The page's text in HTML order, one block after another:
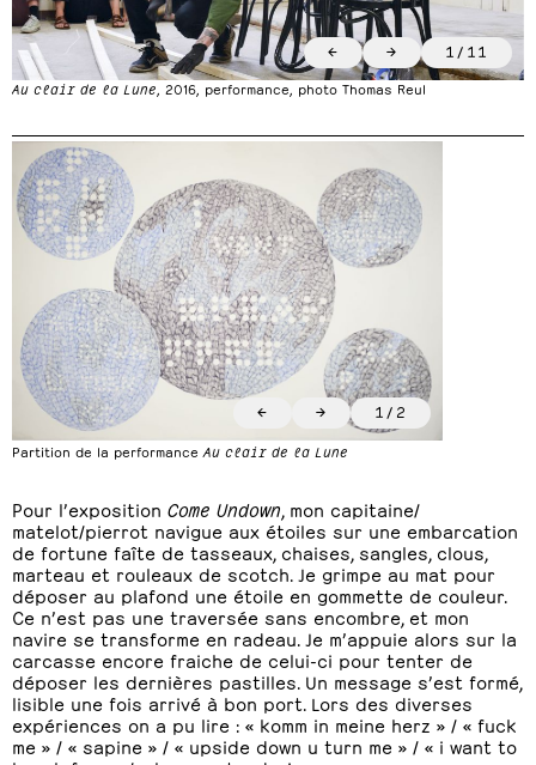
← → 1 / 2
Partition de la performance Au clair de la Lune
Pour l’exposition Come Undown , mon capitaine/
matelot/pierrot navigue aux étoiles sur une embarcation
de fortune faîte de tasseaux, chaises, sangles, clous,
marteau et rouleaux de scotch. Je grimpe au mat pour
déposer au plafond une étoile en gommette de couleur.
Ce n’est pas une traversée sans encombre, et mon
navire se transforme en radeau. Je m’appuie alors sur la
carcasse encore fraiche de celui-ci pour tenter de
déposer les dernières pastilles. Un message s’est formé,
lisible une fois arrivé à bon port. Lors des diverses
expériences on a pu lire : « komm in meine herz » / « fuck
me » / « sapine » / « upside down u turn me » / « i want to
← → 1 / 11
Au clair de la Lune, 2016, performance, photo Thomas Reul